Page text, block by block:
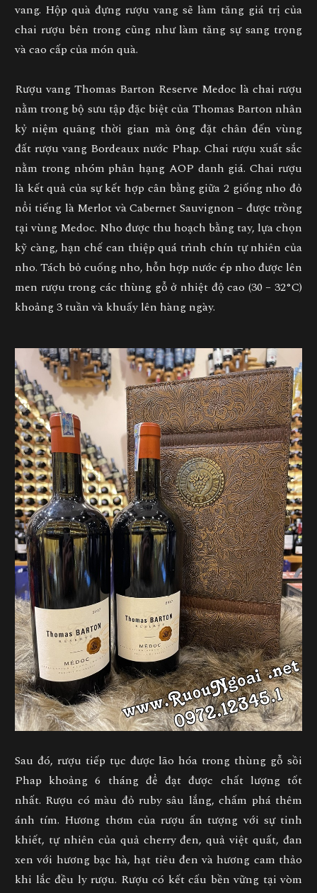
vang. Hộp quà đựng rượu vang sẽ làm tăng giá trị của
chai rượu bên trong cũng như làm tăng sự sang trọng
và cao cấp của món quà.
Rượu vang Thomas Barton Reserve Medoc là chai rượu
nằm trong bộ sưu tập đặc biệt của Thomas Barton nhân
kỷ niệm quãng thời gian mà ông đặt chân đến vùng
đất rượu vang Bordeaux nước Phap. Chai rượu xuất sắc
nằm trong nhóm phân hạng AOP danh giá. Chai rượu
là kết quả của sự kết hợp cân bằng giữa 2 giống nho đỏ
nổi tiếng là Merlot và Cabernet Sauvignon – được trồng
tại vùng Medoc. Nho được thu hoạch bằng tay, lựa chọn
kỹ càng, hạn chế can thiệp quá trình chín tự nhiên của
nho. Tách bỏ cuống nho, hỗn hợp nước ép nho được lên
men rượu trong các thùng gỗ ở nhiệt độ cao (30 – 32°C)
khoảng 3 tuần và khuấy lên hàng ngày.
Sau đó, rượu tiếp tục được lão hóa trong thùng gỗ sồi
Phap khoảng 6 tháng để đạt được chất lượng tốt
nhất. Rượu có màu đỏ ruby sâu lắng, chấm phá thêm
ánh tím. Hương thơm của rượu ấn tượng với sự tinh
khiết, tự nhiên của quả cherry đen, quả việt quất, đan
xen với hương bạc hà, hạt tiêu đen và hương cam thảo
khi lắc đều ly rượu. Rượu có kết cấu bền vững tại vòm